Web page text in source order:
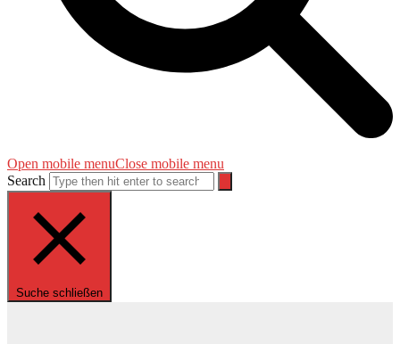
Open mobile menuClose mobile menu
Search
Suche schließen